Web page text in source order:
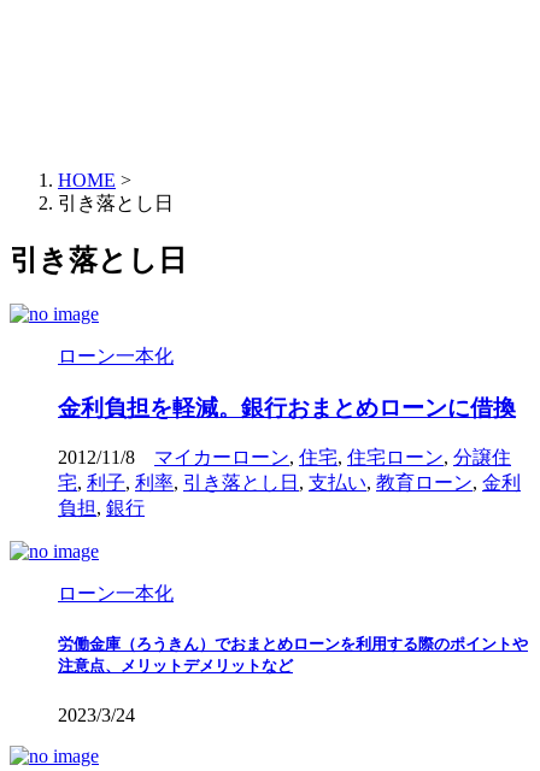
HOME >
引き落とし日
引き落とし日
ローン一本化
金利負担を軽減。銀行おまとめローンに借換
2012/11/8 マイカーローン, 住宅, 住宅ローン, 分譲住
宅, 利子, 利率, 引き落とし日 , 支払い, 教育ローン, 金利
負担, 銀行
ローン一本化
労働金庫（ろうきん）でおまとめローンを利用する際のポイントや
注意点、メリットデメリットなど
2023/3/24